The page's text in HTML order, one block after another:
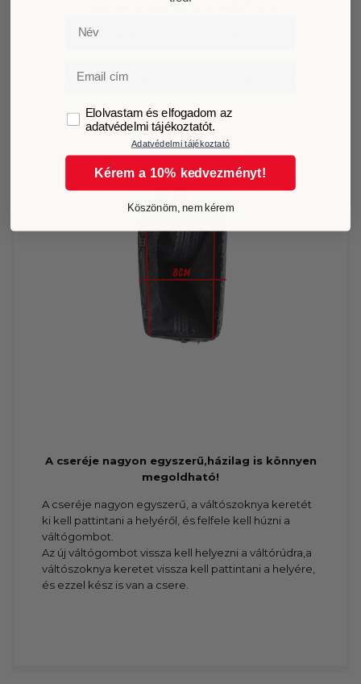
A Volkswagen Passat váltószoknya és váltógomb
A beépítőkerettel együtt van szerelve, így könnyen
A cseréje nagyon egyszerű,házilag is könnyen
megoldható!
A cseréje nagyon egyszerű, a váltószoknya keretét
ki kell pattintani a helyéről, és felfele kell húzni a
váltógombot.
Az új váltógombot vissza kell helyezni a váltórúdra,a
váltószoknya keretet vissza kell pattintani a helyére,
és ezzel kész is van a csere.
Név
Email
GDPRElolvastam és elfogadom az
adatvédelmi tájékoztatót.
Adatvédelmi tájékoztató
Kérem a 10% kedvezményt!
Köszönöm, nem kérem